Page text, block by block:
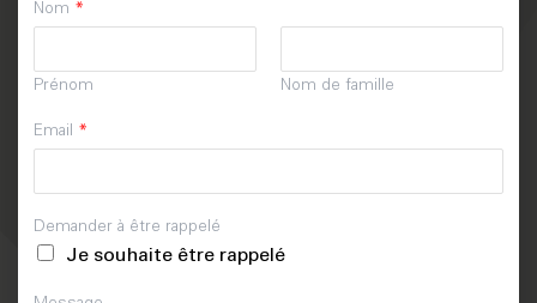
Nom *
Prénom Nom de famille
Email *
Demander à être rappelé
Je souhaite être rappelé